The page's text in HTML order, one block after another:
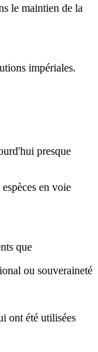
le maintien de la
impériales.
presque
en voie
que
ou souveraineté
ont été utilisées